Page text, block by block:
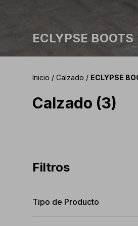
ECLYPSE BOOTS
Inicio / Calzado / ECLYPSE
Calzado (3)
Filtros
Tipo de Producto